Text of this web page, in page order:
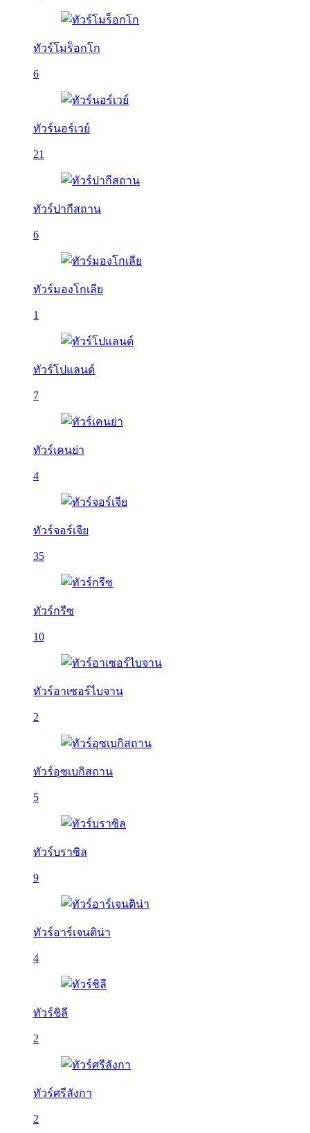
ทัวร์โมร็อกโก
6
ทัวร์นอร์เวย์
21
ทัวร์ปากีสถาน
6
ทัวร์มองโกเลีย
1
ทัวร์โปแลนด์
7
ทัวร์เคนย่า
4
ทัวร์จอร์เจีย
35
ทัวร์กรีซ
10
ทัวร์อาเซอร์ไบจาน
2
ทัวร์อุซเบกิสถาน
5
ทัวร์บราซิล
9
ทัวร์อาร์เจนติน่า
4
ทัวร์ชิลี
2
ทัวร์ศรีลังกา
2